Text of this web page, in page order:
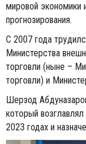
мировой экономики
прогнозирования.
С 2007 года
Министерства
торговли (ныне –
торговли) и
Шерзод
который
2023 годах и